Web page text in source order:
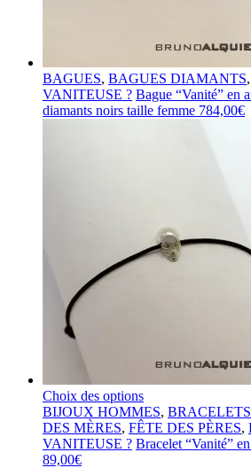
BAGUES, BAGUES DIAMANTS,
VANITEUSE ? Bague “Vanité” en
diamants noirs taille femme 784,00€
Choix des options
BIJOUX HOMMES, BRACELETS
DES MÈRES, FÊTE DES PÈRES,
VANITEUSE ? Bracelet “Vanité”
89,00€